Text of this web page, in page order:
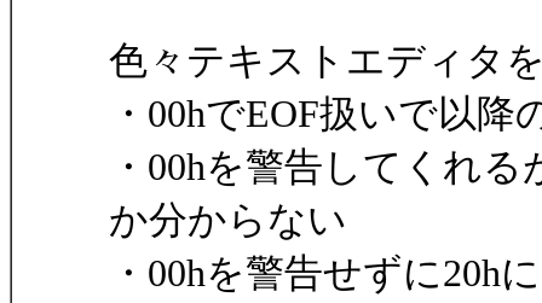
色々テキストエディタ
・00hでEOF扱いで以
・00hを警告してくれ
か分からない
・00hを警告せずに20h